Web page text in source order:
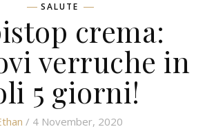
SALUTE
crema:
verruche in
5 giorni!
/ 4 November, 2020